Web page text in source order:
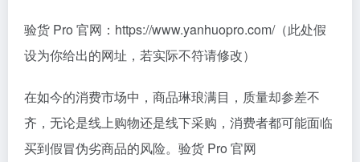
验货 Pro 官网：https://www.yanhuopro.com/（此处假
设为你给出的网址，若实际不符请修改）
在如今的消费市场中，商品琳琅满目，质量却参差不
齐，无论是线上购物还是线下采购，消费者都可能面临
买到假冒伪劣商品的风险。验货 Pro 官网